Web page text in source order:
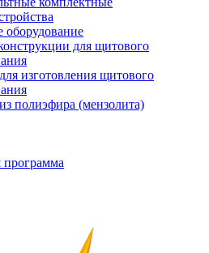
оборудование
для щитового
изготовления щитового
полиэфира (мензолита)